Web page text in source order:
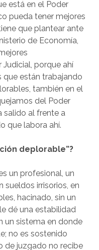
está en el Poder
pueda tener mejores
que plantear ante
de Economía,
porque ahí
que están trabajando
también en el
del Poder
salido al frente a
que labora ahí.
deplorable”?
un profesional, un
sueldos irrisorios, en
hacinado, sin un
dé una estabilidad
un sistema en donde
no es sostenido
de juzgado no recibe